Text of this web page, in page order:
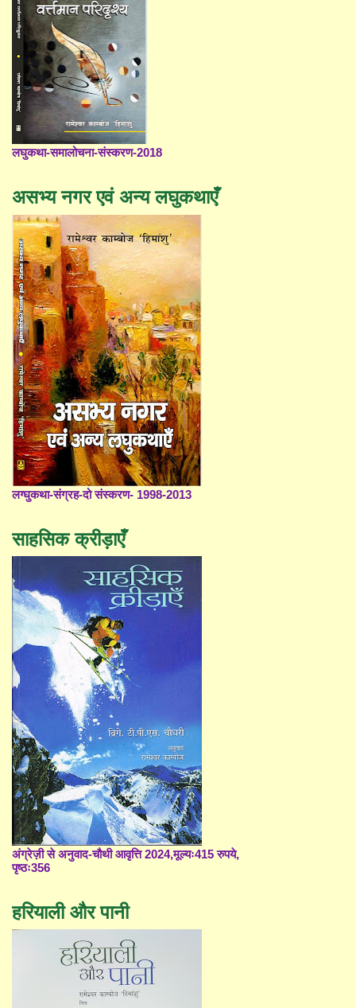
लघुकथा-समालोचना-संस्करण-2018
असभ्य नगर एवं अन्य लघुकथाएँ
लग्घुकथा-संग्रह-दो संस्करण- 1998-2013
साहसिक क्रीड़ाएँ
अंग्रेज़ी से अनुवाद-चौथी आवृत्ति 2024,मूल्यः415 रुपये,
पृष्ठः356
हरियाली और पानी